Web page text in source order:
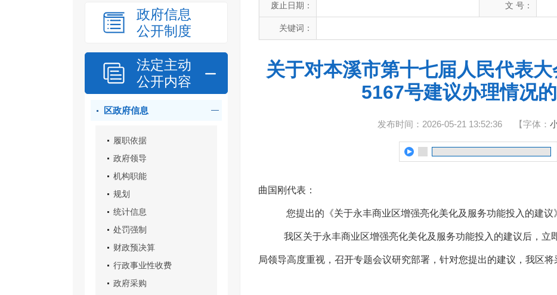
政府信息
公开制度
法定主动
公开内容
区政府信息
履职依据
政府领导
机构职能
规划
统计信息
处罚强制
财政预决算
行政事业性收费
政府采购
废止日期： 文 号：
关键词：
关于对本溪市第十七届人民代表
5167号建议办理情况
发布时间：2026-05-21 13:52:36 【字体：
曲国刚代表：
您提出的《关于永丰商业区增强亮化美化及服务功能投入的建议
我区关于永丰商业区增强亮化美化及服务功能投入的建议后，立
局领导高度重视，召开专题会议研究部署，针对您提出的建议，我区